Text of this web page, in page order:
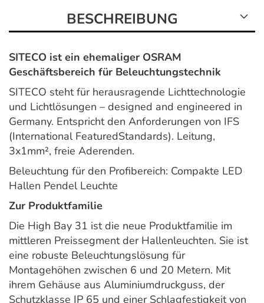
BESCHREIBUNG
SITECO ist ein ehemaliger OSRAM
Geschäftsbereich für Beleuchtungstechnik
SITECO steht für herausragende Lichttechnologie
und Lichtlösungen – designed and engineered in
Germany. Entspricht den Anforderungen von IFS
(International FeaturedStandards). Leitung,
3x1mm², freie Aderenden.
Beleuchtung für den Profibereich: Compakte LED
Hallen Pendel Leuchte
Zur Produktfamilie
Die High Bay 31 ist die neue Produktfamilie im
mittleren Preissegment der Hallenleuchten. Sie ist
eine robuste Beleuchtungslösung für
Montagehöhen zwischen 6 und 20 Metern. Mit
ihrem Gehäuse aus Aluminiumdruckguss, der
Schutzklasse IP 65 und einer Schlagfestigkeit von